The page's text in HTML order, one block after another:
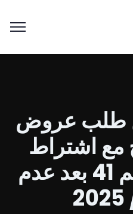
طلب عروض
اشتراط
قدرات دنيا رقم 41 بعد عدم